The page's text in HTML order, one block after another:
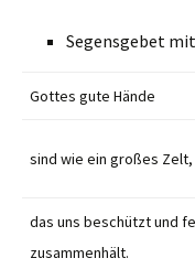
Segensgebet
Gottes gute Hände
sind wie ein großes Zelt,
das uns beschützt und
zusammenhält.